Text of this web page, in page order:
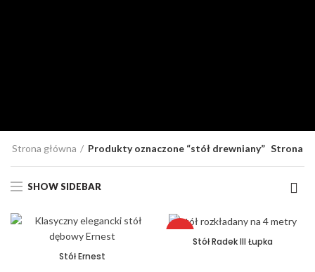
Strona główna Produkty oznaczone “stół drewniany” Strona
SHOW SIDEBAR
Stół Ernest
HOT
Stół Radek III Łupka